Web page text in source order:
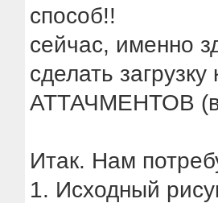
способ!!
сейчас, именно
сделать
АТТАЧМЕНТОВ
Итак. Нам
1. Исходный